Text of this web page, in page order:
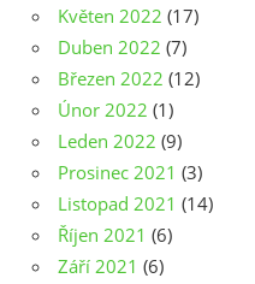
Květen 2022 (17)
Duben 2022 (7)
Březen 2022 (12)
Únor 2022 (1)
Leden 2022 (9)
Prosinec 2021 (3)
Listopad 2021 (14)
Říjen 2021 (6)
Září 2021 (6)